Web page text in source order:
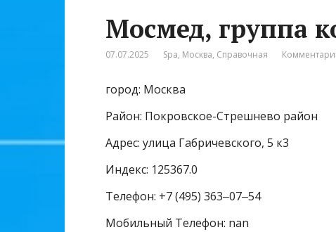
Мосмед, группа
07.07.2025 Spa, Москва, Справочная
город: Москва
Район: Покровское-Стрешнево район
Адрес: улица Габричевского, 5 к3
Индекс: 125367.0
Телефон: +7 (495) 363‒07‒54
Мобильный Телефон: nan